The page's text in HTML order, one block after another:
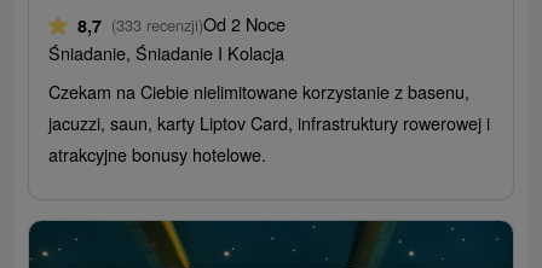
8,7 (333 recenzji)Od 2 Noce
Śniadanie, Śniadanie I Kolacja
Czekam na Ciebie nielimitowane korzystanie z basenu,
jacuzzi, saun, karty Liptov Card, infrastruktury rowerowej i
atrakcyjne bonusy hotelowe.